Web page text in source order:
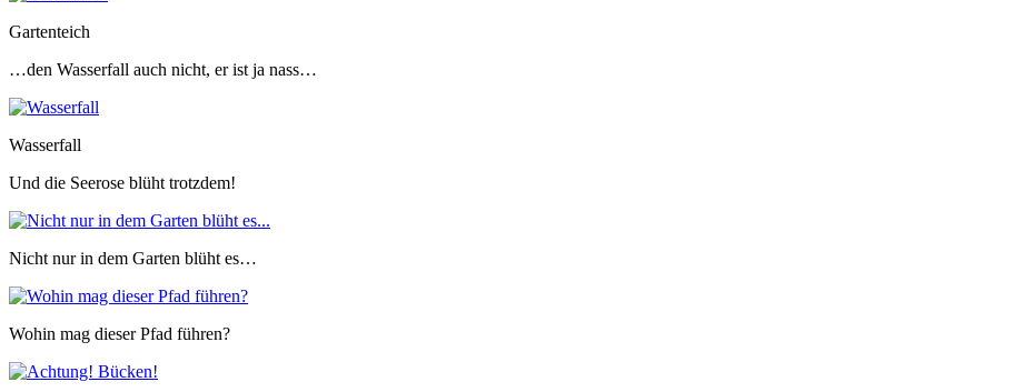
Gartenteich
…den Wasserfall auch nicht, er ist ja nass…
Wasserfall
Und die Seerose blüht trotzdem!
Nicht nur in dem Garten blüht es…
Wohin mag dieser Pfad führen?